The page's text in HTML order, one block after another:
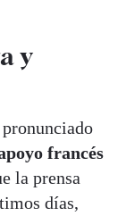
y
francés
la prensa
días,